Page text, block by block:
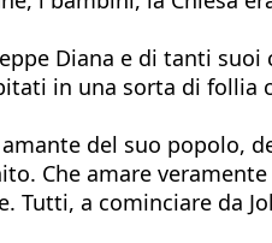
Diana e di tanti
in una sorta di follia
del suo popolo,
Che amare
a cominciare da